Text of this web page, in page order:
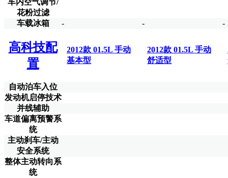
车内空气调节/
花粉过滤
车载冰箱
- - -
高科技配
置
2012款 01.5L 手动
基本型
2012款 01.5L 手动
舒适型
自动泊车入位
发动机启停技术
并线辅助
车道偏离预警系
统
主动刹车/主动
安全系统
整体主动转向系
统